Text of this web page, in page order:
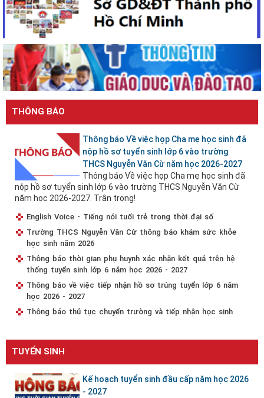
THÔNG BÁO
Thông báo Về việc họp Cha mẹ học sinh đã
nộp hồ sơ tuyển sinh lớp 6 vào trường
THCS Nguyễn Văn Cừ năm học 2026-2027
Thông báo Về việc họp Cha mẹ học sinh đã
nộp hồ sơ tuyển sinh lớp 6 vào trường THCS Nguyễn Văn Cừ
năm học 2026-2027. Trân trọng!
English Voice - Tiếng nói tuổi trẻ trong thời đại số
Trường THCS Nguyễn Văn Cừ thông báo khám sức khỏe
học sinh năm 2026
Thông báo thời gian phụ huynh xác nhận kết quả trên hệ
thống tuyển sinh lớp 6 năm học 2026 - 2027
Thông báo về việc tiếp nhận hồ sơ trúng tuyển lớp 6 năm
học 2026 - 2027
Thông báo thủ tục chuyển trường và tiếp nhận học sinh
TUYỂN SINH
Kế hoạch tuyển sinh đầu cấp năm học 2026
- 2027